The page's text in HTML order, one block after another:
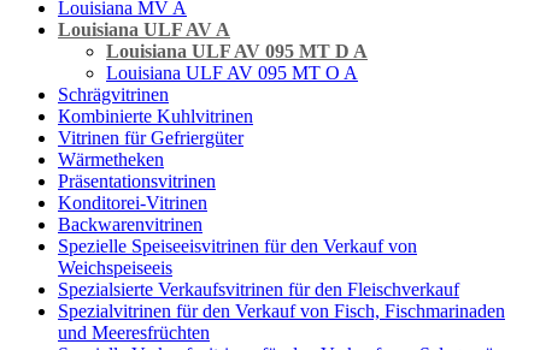
Louisiana MV A
Louisiana ULF AV A
Louisiana ULF AV 095 MT D A
Louisiana ULF AV 095 MT O A
Schrägvitrinen
Кombinierte Kuhlvitrinen
Vitrinen für Gefriergüter
Wärmetheken
Präsentationsvitrinen
Konditorei-Vitrinen
Backwarenvitrinen
Spezielle Speiseeisvitrinen für den Verkauf von
Weichspeiseeis
Spezialsierte Verkaufsvitrinen für den Fleischverkauf
Spezialvitrinen für den Verkauf von Fisch, Fischmarinaden
und Meeresfrüchten